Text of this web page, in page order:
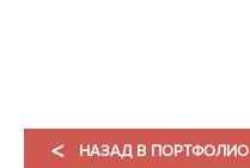
< НАЗАД В ПОРТФОЛИО